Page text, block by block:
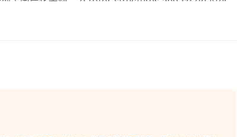
test on site at the first列机型在中等规模的空
根据某化肥厂一期30万ta煤制甲醇项目的供货合同
5万Nm/h空分规模的多级离心行压缩机的气动性能计
:201-05-11沈阳市110869表1设计性能参数表段1级半